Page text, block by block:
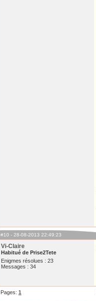
#10 - 28-08-2013 22:49:23
Vi-Claire
Habitué de Prise2Tete
Enigmes résolues : 23
Messages : 34
Pages: 1